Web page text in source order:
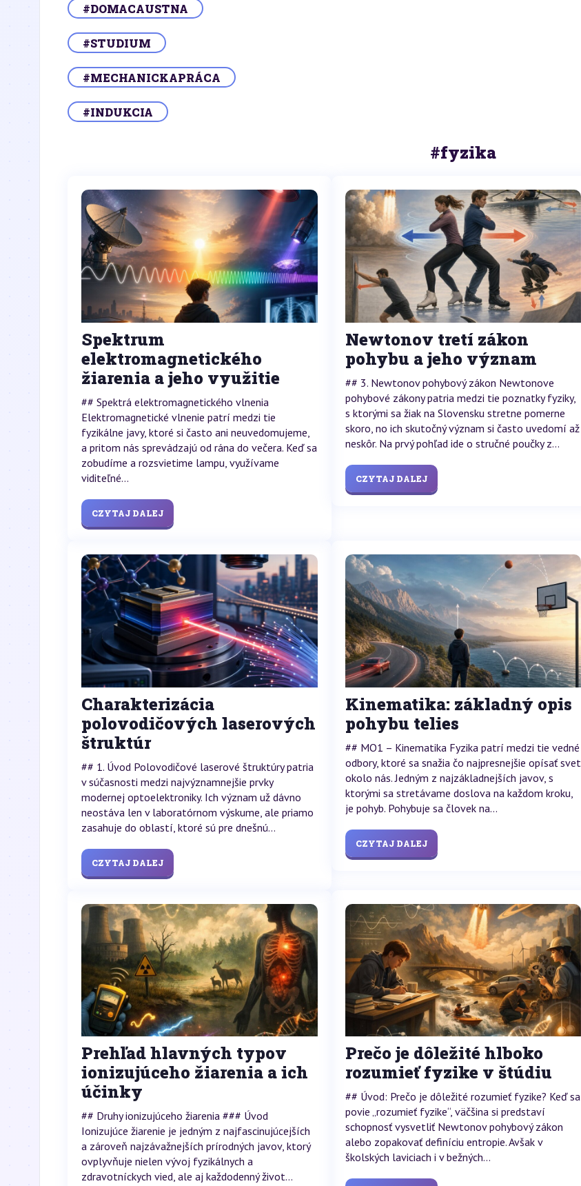
#DOMACAUSTNA
#STUDIUM
#MECHANICKAPRÁCA
#INDUKCIA
#fyzika
Spektrum
elektromagnetického
žiarenia a jeho využitie
## Spektrá elektromagnetického vlnenia
Elektromagnetické vlnenie patrí medzi tie
fyzikálne javy, ktoré si často ani neuvedomujeme,
a pritom nás sprevádzajú od rána do večera. Keď sa
zobudíme a rozsvietime lampu, využívame
viditeľné...
CZYTAJ DALEJ
Newtonov tretí zákon
pohybu a jeho význam
## 3. Newtonov pohybový zákon Newtonove
pohybové zákony patria medzi tie poznatky fyziky,
s ktorými sa žiak na Slovensku stretne pomerne
skoro, no ich skutočný význam si často uvedomí až
neskôr. Na prvý pohľad ide o stručné poučky z...
CZYTAJ DALEJ
Charakterizácia
polovodičových laserových
štruktúr
## 1. Úvod Polovodičové laserové štruktúry patria
v súčasnosti medzi najvýznamnejšie prvky
modernej optoelektroniky. Ich význam už dávno
neostáva len v laboratórnom výskume, ale priamo
zasahuje do oblastí, ktoré sú pre dnešnú...
CZYTAJ DALEJ
Kinematika: základný opis
pohybu telies
## MO1 – Kinematika Fyzika patrí medzi tie vedné
odbory, ktoré sa snažia čo najpresnejšie opísať svet
okolo nás. Jedným z najzákladnejších javov, s
ktorými sa stretávame doslova na každom kroku,
je pohyb. Pohybuje sa človek na...
CZYTAJ DALEJ
Prehľad hlavných typov
ionizujúceho žiarenia a ich
účinky
## Druhy ionizujúceho žiarenia ### Úvod
Ionizujúce žiarenie je jedným z najfascinujúcejších
a zároveň najzávažnejších prírodných javov, ktorý
ovplyvňuje nielen vývoj fyzikálnych a
zdravotníckych vied, ale aj každodenný život...
Prečo je dôležité hlboko
rozumieť fyzike v štúdiu
## Úvod: Prečo je dôležité rozumieť fyzike? Keď sa
povie „rozumieť fyzike“, väčšina si predstaví
schopnosť vysvetliť Newtonov pohybový zákon
alebo zopakovať definíciu entropie. Avšak v
školských laviciach i v bežných...